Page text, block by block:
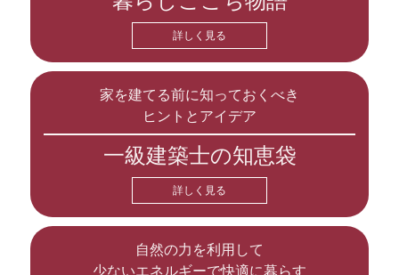
詳しく見る
家を建てる前に知っておくべき
ヒントとアイデア
一級建築士の知恵袋
詳しく見る
自然の力を利用して
少ないエネルギーで快適に暮らす